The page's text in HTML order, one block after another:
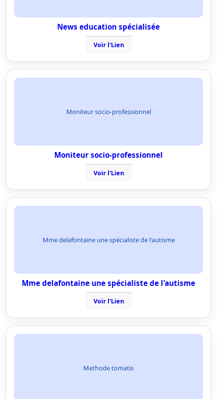
News education spécialisée
Voir l'Lien
Moniteur socio-professionnel
Moniteur socio-professionnel
Voir l'Lien
Mme delafontaine une spécialiste de l'autisme
Mme delafontaine une spécialiste de l'autisme
Voir l'Lien
Methode tomatis